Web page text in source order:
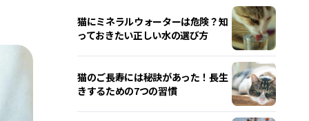
猫にミネラルウォーターは危険？知
っておきたい正しい水の選び方
猫のご長寿には秘訣があった！長生
きするための7つの習慣